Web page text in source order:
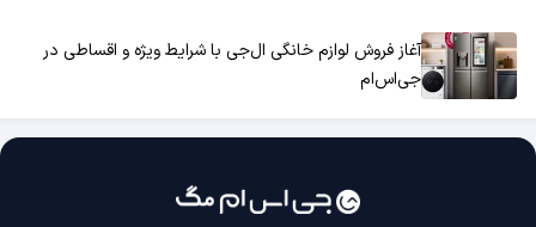
آغاز فروش لوازم خانگی ال‌جی با شرایط ویژه و اقساطی در
جی‌اس‌ام